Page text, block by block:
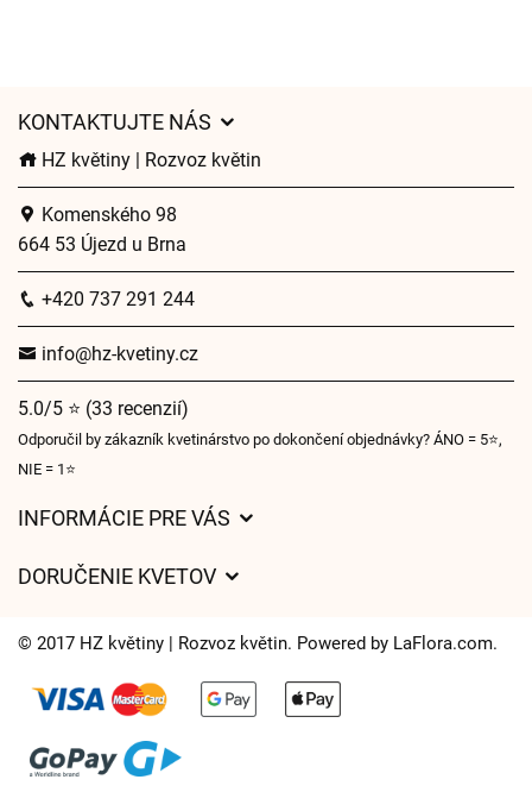
KONTAKTUJTE NÁS
HZ květiny | Rozvoz květin
Komenského 98
664 53 Újezd u Brna
+420 737 291 244
info@hz-kvetiny.cz
5.0/5 ⭐ (33 recenzií)
Odporučil by zákazník kvetinárstvo po dokončení objednávky? ÁNO = 5⭐,
NIE = 1⭐
INFORMÁCIE PRE VÁS
Časy doručenia kvetov – prehľad možností
DORUČENIE KVETOV
Kam doručujeme kvety
Súbory cookie
© 2017 HZ květiny | Rozvoz květin. Powered by LaFlora.com.